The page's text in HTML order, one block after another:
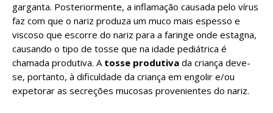
garganta. Posteriormente, a inflamação causada pelo vírus
faz com que o nariz produza um muco mais espesso e
viscoso que escorre do nariz para a faringe onde estagna,
causando o tipo de tosse que na idade pediátrica é
chamada produtiva. A tosse produtiva da criança deve-
se, portanto, à dificuldade da criança em engolir e/ou
expetorar as secreções mucosas provenientes do nariz.